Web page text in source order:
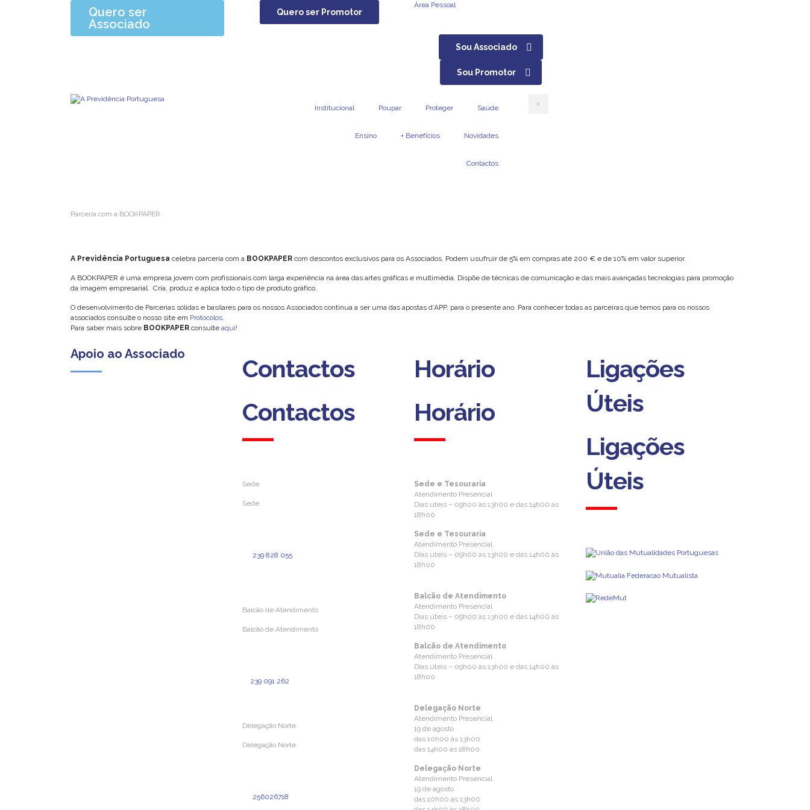
Quero ser
Associado
Quero ser Promotor
Área Pessoal
Sou Associado
Sou Promotor
Institucional Poupar Proteger Saúde
Ensino + Benefícios Novidades
Contactos
Parceria com a BOOKPAPER
A Previdência Portuguesa celebra parceria com a BOOKPAPER com descontos exclusivos para os Associados. Podem usufruir de 5% em compras até 200 € e de 10% em valor superior.
A BOOKPAPER é uma empresa jovem com profissionais com larga experiência na área das artes gráficas e multimédia. Dispõe de técnicas de comunicação e das mais avançadas tecnologias para promoção
da imagem empresarial. Cria, produz e aplica todo o tipo de produto gráfico.
O desenvolvimento de Parcerias sólidas e basilares para os nossos Associados continua a ser uma das apostas d’APP, para o presente ano. Para conhecer todas as parceiras que temos para os nossos
associados consulte o nosso site em Protocolos.
Para saber mais sobre BOOKPAPER consulte aqui!
Apoio ao Associado
Contactos
Contactos
Sede
Sede
239 828 055
Balcão de Atendimento
Balcão de Atendimento
239 091 262
Delegação Norte
Delegação Norte
256026718
Horário
Horário
Sede e Tesouraria
Atendimento Presencial
Dias úteis – 09h00 às 13h00 e das 14h00 às
18h00
Sede e Tesouraria
Atendimento Presencial
Dias úteis – 09h00 às 13h00 e das 14h00 às
18h00
Balcão de Atendimento
Atendimento Presencial
Dias úteis – 09h00 às 13h00 e das 14h00 às
18h00
Balcão de Atendimento
Atendimento Presencial
Dias úteis – 09h00 às 13h00 e das 14h00 às
18h00
Delegação Norte
Atendimento Presencial
19 de agosto
das 10h00 às 13h00
das 14h00 às 18h00
Delegação Norte
Atendimento Presencial
19 de agosto
das 10h00 às 13h00
Ligações
Úteis
Ligações
Úteis